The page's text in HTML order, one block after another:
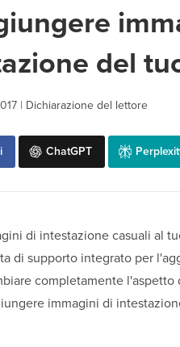
del
| Dichiarazione del lettore
ChatGPT
di intestazione casuali al
di supporto integrato per
completamente
immagini di